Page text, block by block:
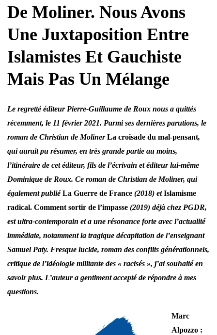
De Moliner. Nous Avons
Une Juxtaposition Entre
Islamistes Et Gauchiste
Mais Pas Un Mélange
Le regretté éditeur Pierre-Guillaume de Roux nous a quittés
récemment, le 11 février 2021. Parmi ses dernières parutions, le
roman de Christian de MolinerLa croisade du mal-pensant,
qui aurait pu résumer, en très grande partie au moins,
l’itinéraire de cet éditeur, fils de l’écrivain et éditeur lui-même
Dominique de Roux. Ce roman de Christian de Moliner, qui
également publiéLa Guerre de France (2018) etIslamisme
radical. Comment sortir de l’impasse (2019) déjà chez PGDR,
est ultra-contemporain et a une résonance forte avec l’actualité
immédiate, notamment la tragique décapitation de l’enseignant
Samuel Paty. Fresque lucide, roman des conflits générationnels,
critique de l’idéologie militante des « racisés », j’ai souhaité en
savoir plus. L’auteur a gentiment accepté de répondre à mes
questions.
Marc
Alpozzo :